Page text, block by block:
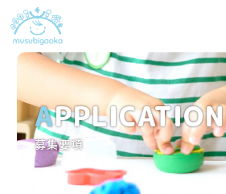
APPLICATION
募集要項